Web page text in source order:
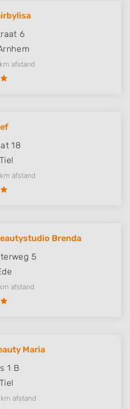
6
afstand
18
Tiel
afstand
Brenda
5
afstand
Maria
1 B
Tiel
km afstand
content